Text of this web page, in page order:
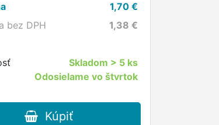
1,70€
bez DPH
1,38 €
Skladom > 5 ks
Odosielame vo štvrtok
Kúpiť